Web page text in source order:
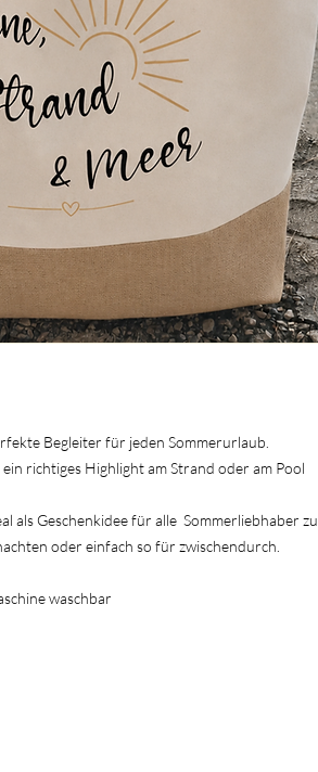
Begleiter für jeden Sommerurlaub.
richtiges Highlight am Strand oder am Pool
als Geschenkidee für alle Sommerliebhaber zu
oder einfach so für zwischendurch.
waschbar